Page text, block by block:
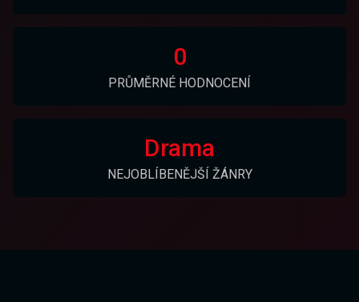
0
PRŮMĚRNÉ HODNOCENÍ
Drama
NEJOBLÍBENĚJŠÍ ŽÁNRY